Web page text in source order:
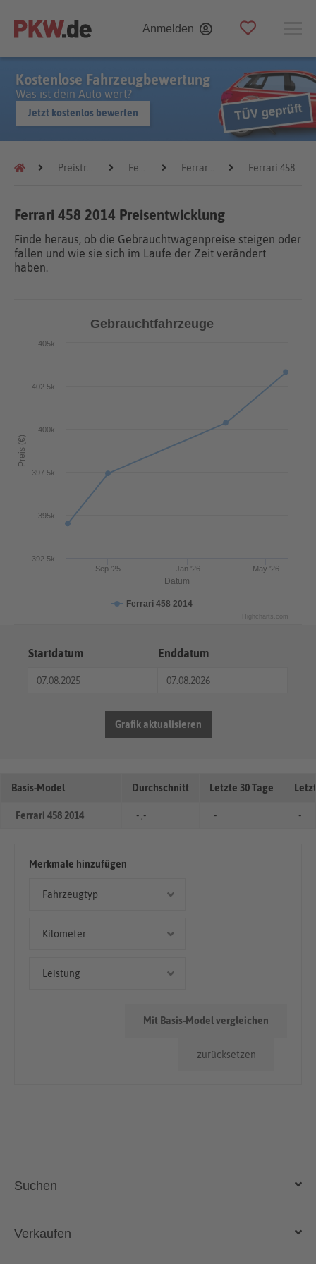
Anmelden
Kostenlose Fahrzeugbewertung
Was ist dein Auto wert?
Jetzt kostenlos bewerten
Preistrends Ferrari Ferrari 458 Ferrari 458 2014
Ferrari 458 2014 Preisentwicklung
Finde heraus, ob die Gebrauchtwagenpreise steigen oder
fallen und wie sie sich im Laufe der Zeit verändert
haben.
Datum
Preis (€)
Gebrauchtfahrzeuge
Ferrari 458 2014
Jan '26
Sep '25 May '26
400k
392.5k
395k
397.5k
402.5k
405k
Highcharts.com
Startdatum Enddatum
Grafik aktualisieren
Basis-Model Durchschnitt Letzte 30 Tage
Ferrari 458 2014 - ,- - -
Merkmale hinzufügen
Fahrzeugtyp
Kilometer
Leistung
zurücksetzen
Mit Basis-Model vergleichen
Suchen
Auto kaufen
Verkaufen